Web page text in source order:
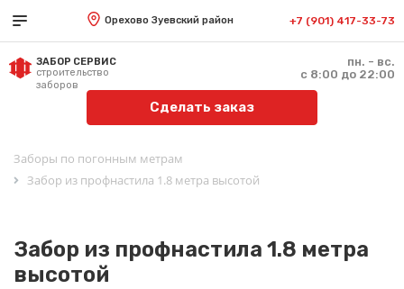
Орехово Зуевский район +7 (901) 417-33-73
ЗАБОР СЕРВИС
строительство
заборов
пн. - вс.
с 8:00 до 22:00
Сделать заказ
Заборы по погонным метрам
Забор из профнастила 1.8 метра высотой
Забор из профнастила 1.8 метра
высотой